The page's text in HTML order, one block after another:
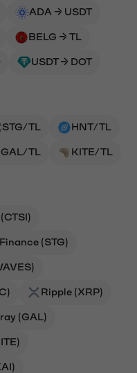
ADA → USDT
BELG → TL
USDT → DOT
STG/TL HNT/TL
GAL/TL KITE/TL
(STG)
Ripple (XRP)
(GAL)